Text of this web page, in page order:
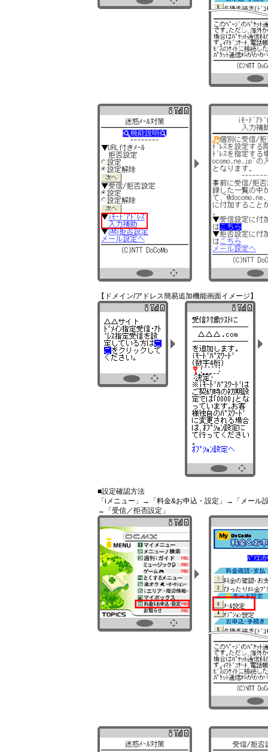
【ドメイン/アドレス簡易追加機能画面イメージ】
■設定確認方法
「iメニュー」→「料金&お申込・設定」→「メール
→「受信／拒否設定」